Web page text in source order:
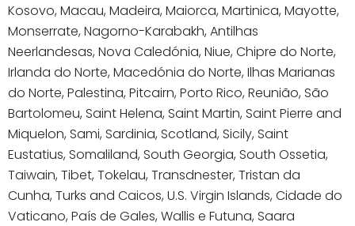
Kosovo, Macau, Madeira, Maiorca, Martinica, Mayotte,
Monserrate, Nagorno-Karabakh, Antilhas
Neerlandesas, Nova Caledónia, Niue, Chipre do Norte,
Irlanda do Norte, Macedónia do Norte, Ilhas Marianas
do Norte, Palestina, Pitcairn, Porto Rico, Reunião, São
Bartolomeu, Saint Helena, Saint Martin, Saint Pierre and
Miquelon, Sami, Sardinia, Scotland, Sicily, Saint
Eustatius, Somaliland, South Georgia, South Ossetia,
Taiwain, Tibet, Tokelau, Transdnester, Tristan da
Cunha, Turks and Caicos, U.S. Virgin Islands, Cidade do
Vaticano, País de Gales, Wallis e Futuna, Saara